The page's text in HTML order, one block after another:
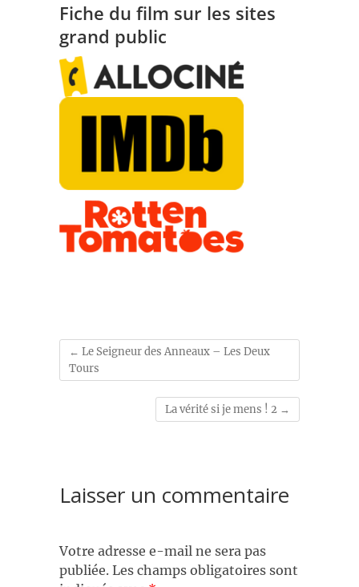
Fiche du film sur les sites
grand public
← Le Seigneur des Anneaux – Les Deux
Tours
La vérité si je mens ! 2 →
Laisser un commentaire
Votre adresse e-mail ne sera pas
publiée. Les champs obligatoires sont